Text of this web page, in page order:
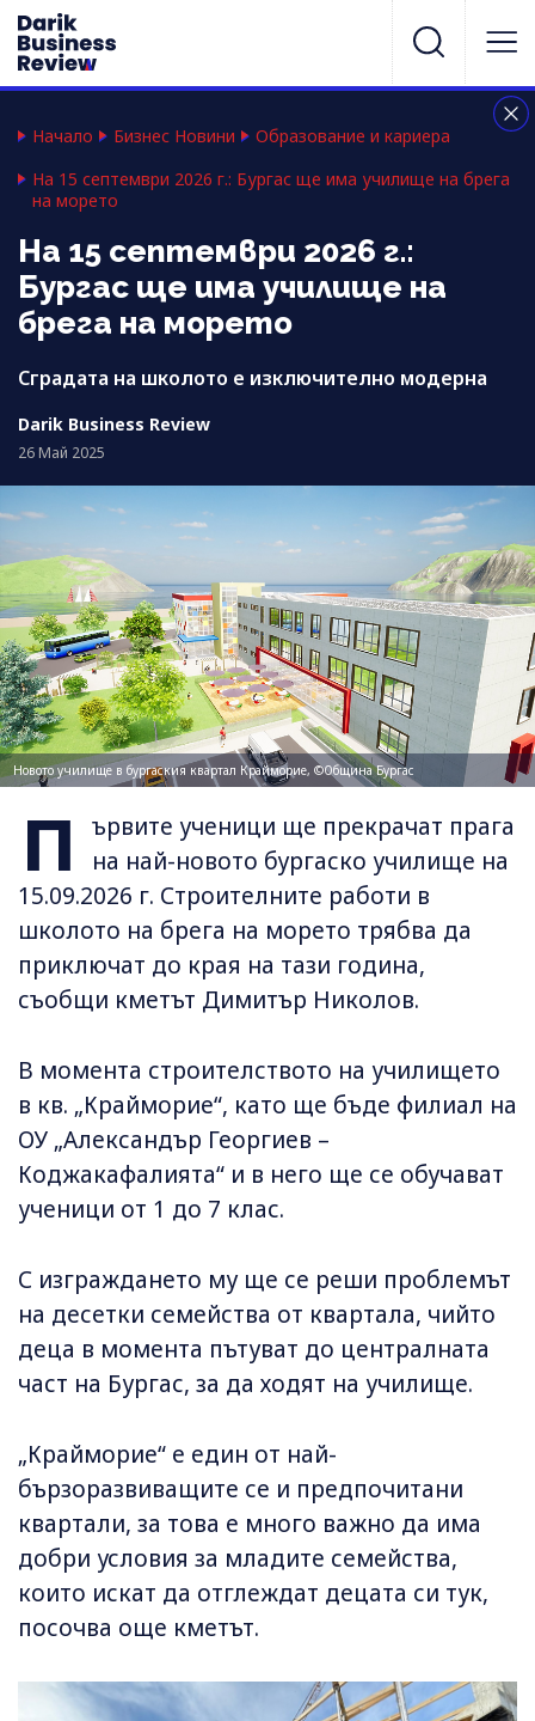
Начало Бизнес Новини
Образование и кариера
На 15 септември 2026 г.: Бургас ще има училище на брега
на морето
На 15 септември 2026 г.:
Бургас ще има училище на
брега на морето
Сградата на школото е изключително модерна
Darik Business Review
26 Май 2025
Новото училище в бургаския квартал Крайморие, ©Община Бургас
П
ървите ученици ще прекрачат прага
на най-новото бургаско училище на
15.09.2026 г. Строителните работи в
школото на брега на морето трябва да
приключат до края на тази година,
съобщи кметът Димитър Николов.
В момента строителството на училището
в кв. „Крайморие“, като ще бъде филиал на
ОУ „Александър Георгиев –
Коджакафалията“ и в него ще се обучават
ученици от 1 до 7 клас.
С изграждането му ще се реши проблемът
на десетки семейства от квартала, чийто
деца в момента пътуват до централната
част на Бургас, за да ходят на училище.
„Крайморие“ е един от най-
бързоразвиващите се и предпочитани
квартали, за това е много важно да има
добри условия за младите семейства,
които искат да отглеждат децата си тук,
посочва още кметът.